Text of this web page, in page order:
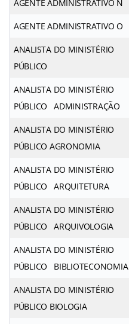
AGENTE ADMINISTRATIVO N
AGENTE ADMINISTRATIVO O
ANALISTA DO MINISTÉRIO
PÚBLICO
ANALISTA DO MINISTÉRIO
PÚBLICO ADMINISTRAÇÃO
ANALISTA DO MINISTÉRIO
PÚBLICO AGRONOMIA
ANALISTA DO MINISTÉRIO
PÚBLICO ARQUITETURA
ANALISTA DO MINISTÉRIO
PÚBLICO ARQUIVOLOGIA
ANALISTA DO MINISTÉRIO
PÚBLICO BIBLIOTECONOMIA
ANALISTA DO MINISTÉRIO
PÚBLICO BIOLOGIA